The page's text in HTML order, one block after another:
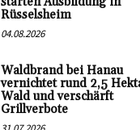
Rüsselsheim
04.08.2026
Waldbrand bei Hanau
vernichtet rund 2,5
Wald und verschärft
Grillverbote